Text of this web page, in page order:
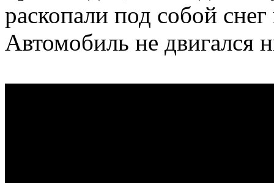
раскопали под собой
Автомобиль не двигался